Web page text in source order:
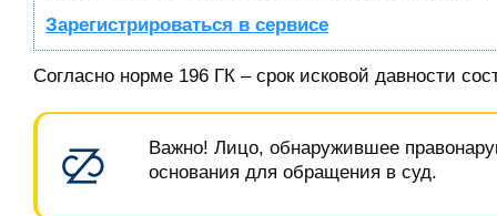
Зарегистрироваться в сервисе
Согласно норме 196 ГК – срок исковой давности
Важно! Лицо, обнаружившее
основания для обращения в суд.